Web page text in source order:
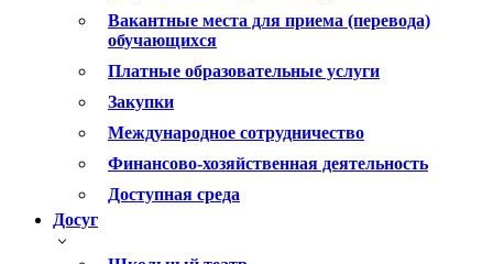
Вакантные места для приема (перевода)
обучающихся
Платные образовательные услуги
Закупки
Международное сотрудничество
Финансово-хозяйственная деятельность
Доступная среда
Досуг